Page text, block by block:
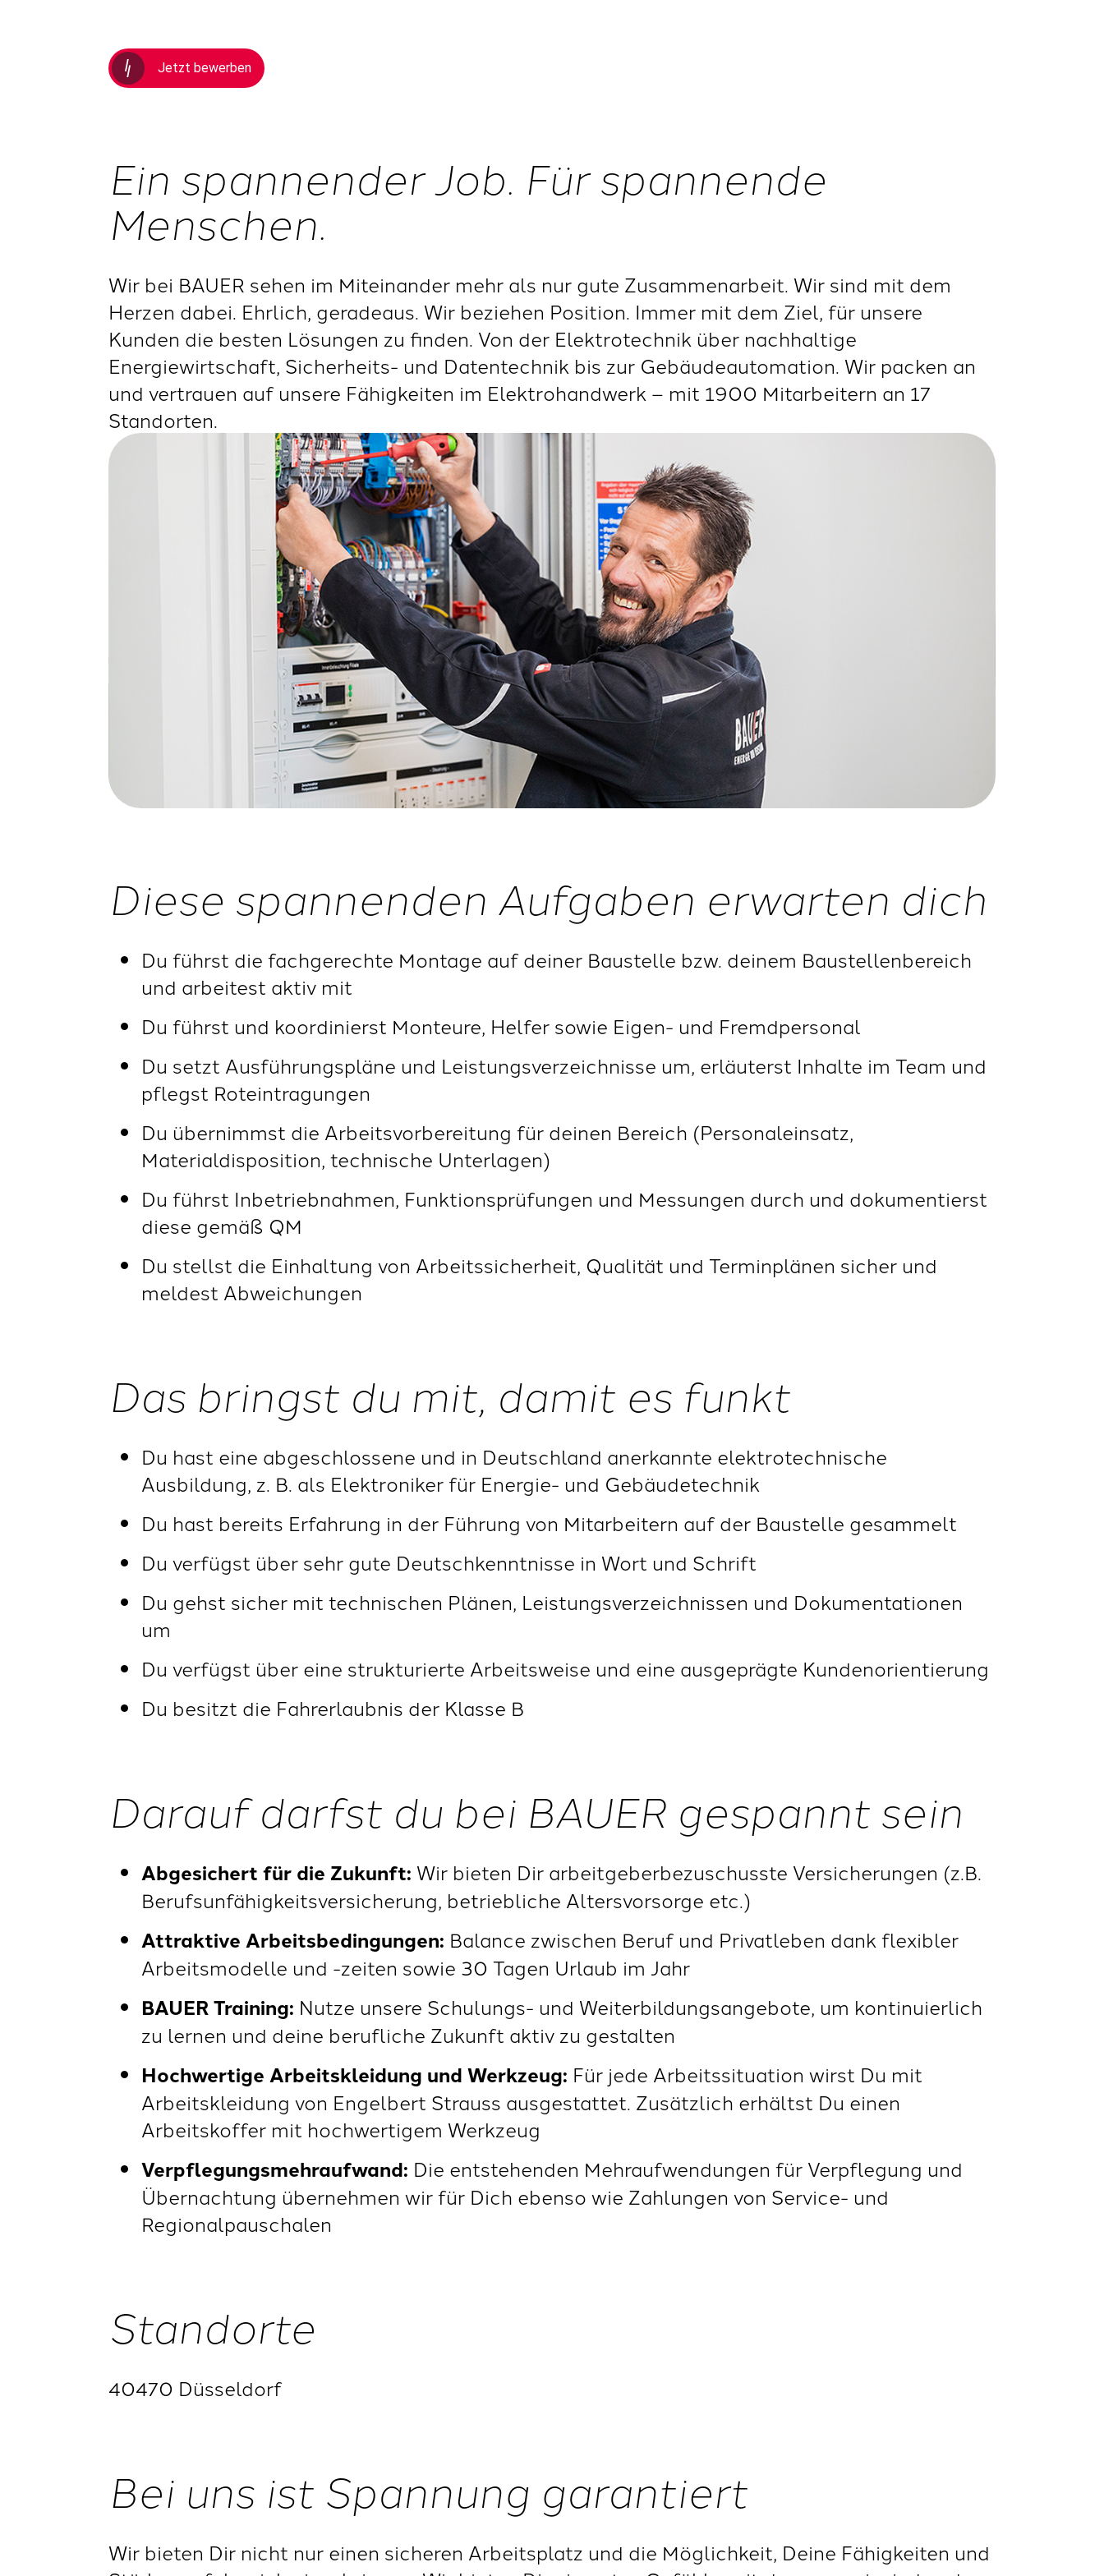
Jetzt bewerben
Ein spannender Job. Für spannende
Menschen.
Wir bei BAUER sehen im Miteinander mehr als nur gute Zusammenarbeit. Wir sind mit dem
Herzen dabei. Ehrlich, geradeaus. Wir beziehen Position. Immer mit dem Ziel, für unsere
Kunden die besten Lösungen zu finden. Von der Elektrotechnik über nachhaltige
Energiewirtschaft, Sicherheits- und Datentechnik bis zur Gebäudeautomation. Wir packen an
und vertrauen auf unsere Fähigkeiten im Elektrohandwerk – mit 1900 Mitarbeitern an 17
Standorten.
Diese spannenden Aufgaben erwarten dich
Du führst die fachgerechte Montage auf deiner Baustelle bzw. deinem Baustellenbereich
und arbeitest aktiv mit
Du führst und koordinierst Monteure, Helfer sowie Eigen- und Fremdpersonal
Du setzt Ausführungspläne und Leistungsverzeichnisse um, erläuterst Inhalte im Team und
pflegst Roteintragungen
Du übernimmst die Arbeitsvorbereitung für deinen Bereich (Personaleinsatz,
Materialdisposition, technische Unterlagen)
Du führst Inbetriebnahmen, Funktionsprüfungen und Messungen durch und dokumentierst
diese gemäß QM
Du stellst die Einhaltung von Arbeitssicherheit, Qualität und Terminplänen sicher und
meldest Abweichungen
Das bringst du mit, damit es funkt
Du hast eine abgeschlossene und in Deutschland anerkannte elektrotechnische
Ausbildung, z. B. als Elektroniker für Energie- und Gebäudetechnik
Du hast bereits Erfahrung in der Führung von Mitarbeitern auf der Baustelle gesammelt
Du verfügst über sehr gute Deutschkenntnisse in Wort und Schrift
Du gehst sicher mit technischen Plänen, Leistungsverzeichnissen und Dokumentationen
um
Du verfügst über eine strukturierte Arbeitsweise und eine ausgeprägte Kundenorientierung
Du besitzt die Fahrerlaubnis der Klasse B
Darauf darfst du bei BAUER gespannt sein
Abgesichert für die Zukunft: Wir bieten Dir arbeitgeberbezuschusste Versicherungen (z.B.
Berufsunfähigkeitsversicherung, betriebliche Altersvorsorge etc.)
Attraktive Arbeitsbedingungen: Balance zwischen Beruf und Privatleben dank flexibler
Arbeitsmodelle und -zeiten sowie 30 Tagen Urlaub im Jahr
BAUER Training: Nutze unsere Schulungs- und Weiterbildungsangebote, um kontinuierlich
zu lernen und deine berufliche Zukunft aktiv zu gestalten
Hochwertige Arbeitskleidung und Werkzeug: Für jede Arbeitssituation wirst Du mit
Arbeitskleidung von Engelbert Strauss ausgestattet. Zusätzlich erhältst Du einen
Arbeitskoffer mit hochwertigem Werkzeug
Verpflegungsmehraufwand: Die entstehenden Mehraufwendungen für Verpflegung und
Übernachtung übernehmen wir für Dich ebenso wie Zahlungen von Service- und
Regionalpauschalen
Standorte
40470 Düsseldorf
Bei uns ist Spannung garantiert
Wir bieten Dir nicht nur einen sicheren Arbeitsplatz und die Möglichkeit, Deine Fähigkeiten und